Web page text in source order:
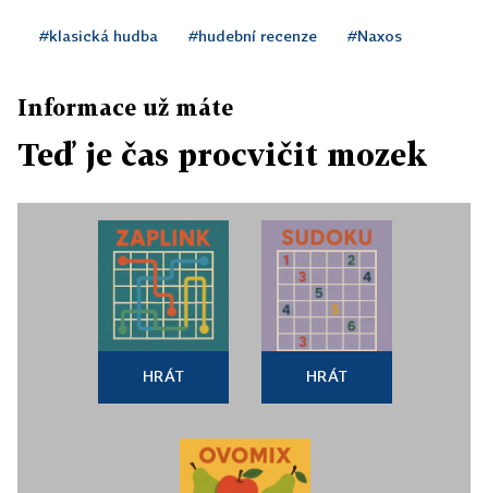
#klasická hudba #hudební recenze #Naxos
Informace už máte
Teď je čas procvičit mozek
HRÁT HRÁT